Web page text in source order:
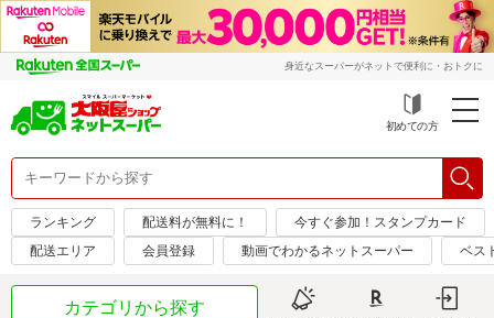
身近なスーパーがネットで便利に・おトクに
初めての方
ランキング 配送料が無料に！
今すぐ参加！スタンプカード
配送エリア
会員登録 動画でわかるネットスーパー ベス
カテゴリから探す